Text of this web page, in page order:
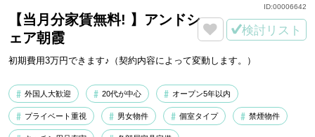
【当月分家賃無料! 】アンドシ
ェア朝霞
初期費用3万円できます♪（契約内容によって変動します。）
検討リスト
外国人大歓迎 20代が中心 オープン5年以内
プライベート重視 男女物件 個室タイプ 禁煙物件
ID:00006642